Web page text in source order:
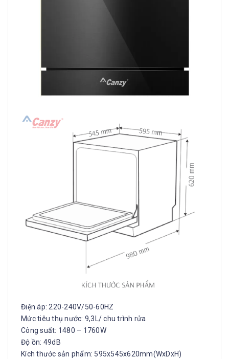
Điện áp: 220-240V/50-60HZ
Mức tiêu thụ nước: 9,3L/ chu trình rửa
Công suất: 1480 – 1760W
Độ ồn: 49dB
Kích thước sản phẩm: 595x545x620mm(WxDxH)